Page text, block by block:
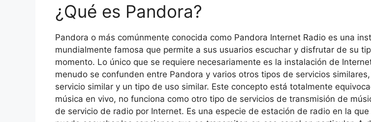
¿Qué es Pandora?
Pandora o más comúnmente conocida como Pandora Internet Radio es una
mundialmente famosa que permite a sus usuarios escuchar y disfrutar de su
momento. Lo único que se requiere necesariamente es la instalación de
menudo se confunden entre Pandora y varios otros tipos de servicios
servicio similar y un tipo de uso similar. Este concepto está totalmente
música en vivo, no funciona como otro tipo de servicios de transmisión de
de servicio de radio por Internet. Es una especie de estación de radio en la